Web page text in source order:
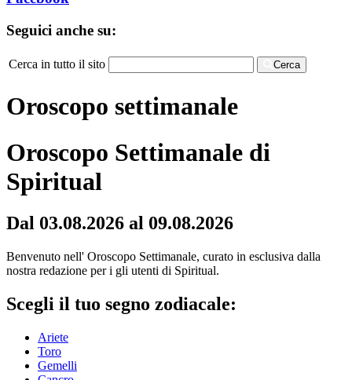
Seguici anche su:
Cerca in tutto il sito Cerca
Oroscopo settimanale
Oroscopo Settimanale di
Spiritual
Dal 03.08.2026 al 09.08.2026
Benvenuto nell' Oroscopo Settimanale, curato in esclusiva dalla
nostra redazione per i gli utenti di Spiritual.
Scegli il tuo segno zodiacale:
Ariete
Toro
Gemelli